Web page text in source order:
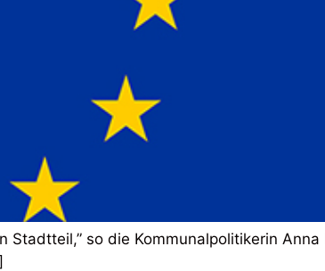
so die Kommunalpolitikerin Anna